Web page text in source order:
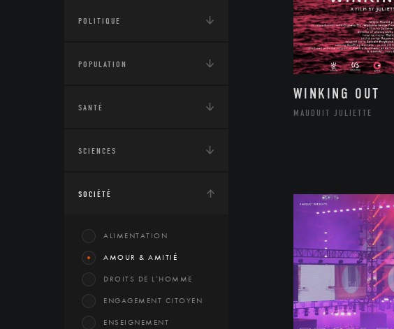
POLITIQUE
POPULATION
SANTÉ
SCIENCES
SOCIÉTÉ
ALIMENTATION
AMOUR & AMITIÉ
DROITS DE L’HOMME
ENGAGEMENT CITOYEN
ENSEIGNEMENT
WINKING OUT
MAUDUIT JULIETTE